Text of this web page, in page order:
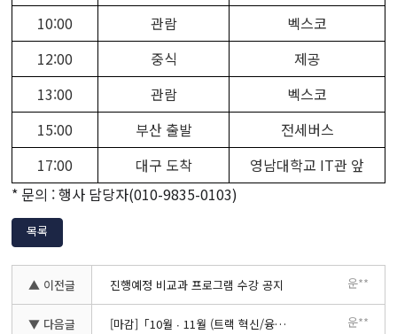
10:00
관람
벡스코
12:00
중식
제공
13:00
관람
벡스코
15:00
부산 출발
전세버스
17:00
대구 도착
영남대학교 IT관 앞
* 문의 : 행사 담당자(010-9835-0103)
목록
▲ 이전글 진행예정 비교과 프로그램 수강 공지 운**
▼ 다음글 [마감]「10월 ∙ 11월 (트랙 혁신/융합 인재 대상) 취∙창업 컨설팅」 운**